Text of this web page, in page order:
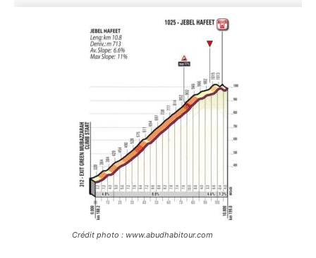
Crédit photo : www.abudhabitour.com